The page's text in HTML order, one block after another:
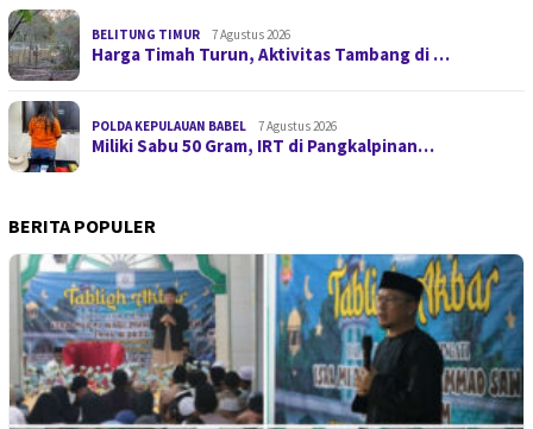
BELITUNG TIMUR 7 Agustus 2026
Harga Timah Turun, Aktivitas Tambang di …
POLDA KEPULAUAN BABEL 7 Agustus 2026
Miliki Sabu 50 Gram, IRT di Pangkalpinan…
BERITA POPULER